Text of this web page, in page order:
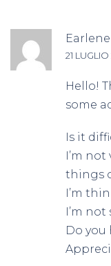
Earlene
21
Hello!
some
Is it
I’m
things
I’m
I’m
Do